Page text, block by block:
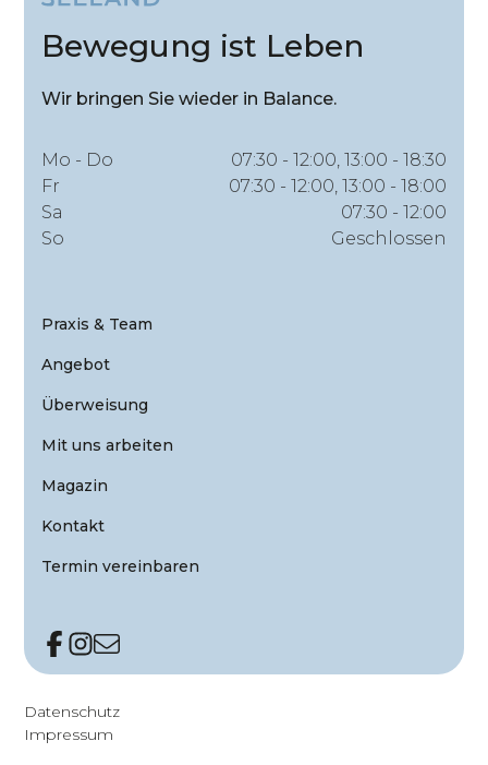
Bewegung ist Leben
Wir bringen Sie wieder in Balance.
Mo - Do
07:30 - 12:00, 13:00 - 18:30
Fr
07:30 - 12:00, 13:00 - 18:00
Sa
07:30 - 12:00
So
Geschlossen
Praxis & Team
Angebot
Überweisung
Mit uns arbeiten
Magazin
Kontakt
Termin vereinbaren
Datenschutz
Impressum